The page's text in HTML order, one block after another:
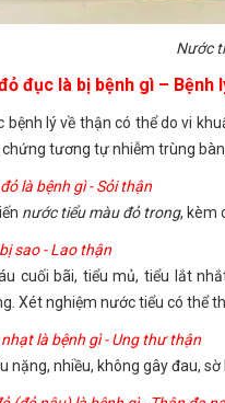
Nước
đục là bị bệnh gì – Bệnh
bệnh lý về thận có thể do vi
tương tự nhiễm trùng
là bệnh gì - Sỏi thận
nước tiểu màu đỏ trong, kèm
sao - Lao thận
cuối bãi, tiểu mủ, tiểu lắt
Xét nghiệm nước tiểu có thể
là bệnh gì - Ung thư thận
nặng, nhiều, không gây đau, sờ